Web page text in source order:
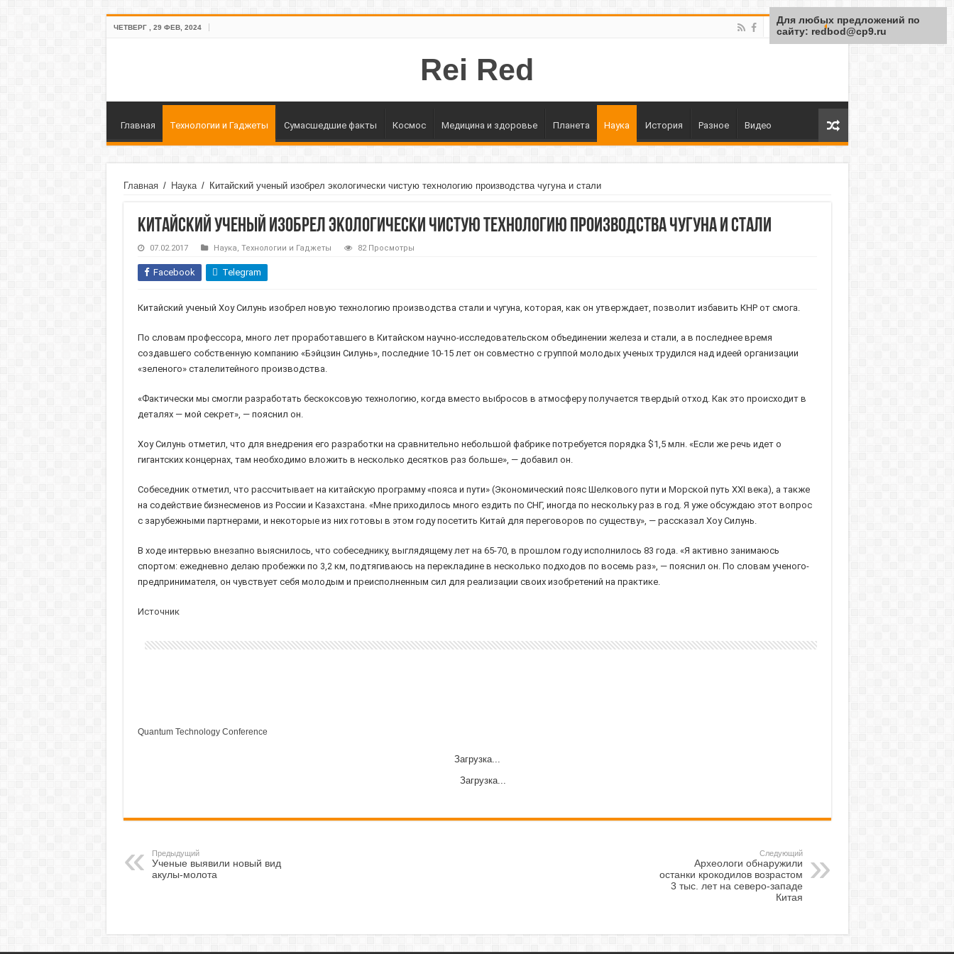
ЧЕТВЕРГ , 29 ФЕВ, 2024
Rei Red
Главная Технологии и Гаджеты Сумасшедшие факты Космос Медицина и здоровье Планета Наука История Разное Видео
Главная / Наука / Китайский ученый изобрел экологически чистую технологию производства чугуна и стали
Китайский ученый изобрел экологически чистую технологию производства чугуна и стали
07.02.2017 Наука, Технологии и Гаджеты 82 Просмотры
Facebook Telegram
Китайский ученый Хоу Силунь изобрел новую технологию производства стали и чугуна, которая, как он утверждает, позволит избавить КНР от смога.
По словам профессора, много лет проработавшего в Китайском научно-исследовательском объединении железа и стали, а в последнее время
создавшего собственную компанию «Бэйцзин Силунь», последние 10-15 лет он совместно с группой молодых ученых трудился над идеей организации
«зеленого» сталелитейного производства.
«Фактически мы смогли разработать бескоксовую технологию, когда вместо выбросов в атмосферу получается твердый отход. Как это происходит в
деталях — мой секрет», — пояснил он.
Хоу Силунь отметил, что для внедрения его разработки на сравнительно небольшой фабрике потребуется порядка $1,5 млн. «Если же речь идет о
гигантских концернах, там необходимо вложить в несколько десятков раз больше», — добавил он.
Собеседник отметил, что рассчитывает на китайскую программу «пояса и пути» (Экономический пояс Шелкового пути и Морской путь XXI века), а также
на содействие бизнесменов из России и Казахстана. «Мне приходилось много ездить по СНГ, иногда по нескольку раз в год. Я уже обсуждаю этот вопрос
с зарубежными партнерами, и некоторые из них готовы в этом году посетить Китай для переговоров по существу», — рассказал Хоу Силунь.
В ходе интервью внезапно выяснилось, что собеседнику, выглядящему лет на 65-70, в прошлом году исполнилось 83 года. «Я активно занимаюсь
спортом: ежедневно делаю пробежки по 3,2 км, подтягиваюсь на перекладине в несколько подходов по восемь раз», — пояснил он. По словам ученого-
предпринимателя, он чувствует себя молодым и преисполненным сил для реализации своих изобретений на практике.
Источник
Quantum Technology Conference
Загрузка...
Загрузка...
Предыдущий
Ученые выявили новый вид
акулы-молота
Следующий
Археологи обнаружили
останки крокодилов возрастом
3 тыс. лет на северо-западе
Китая
Для любых предложений по
сайту: redbod@cp9.ru